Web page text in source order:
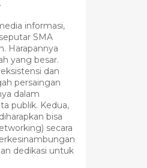
informasi,
SMA
Harapannya
yang besar.
dan
persaingan
dalam
publik. Kedua,
bisa
secara
dedikasi untuk